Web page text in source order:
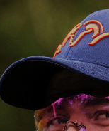
Cup 2026 – eine
die